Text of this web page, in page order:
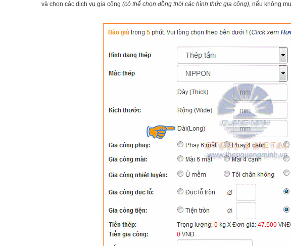
và chọn các dịch vụ gia công (có thể chọn đồng thời các hình thức gia công), nếu không